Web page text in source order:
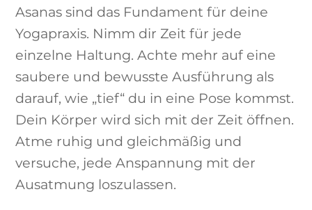
Asanas sind das Fundament für deine
Yogapraxis. Nimm dir Zeit für jede
einzelne Haltung. Achte mehr auf eine
saubere und bewusste Ausführung als
darauf, wie „tief“ du in eine Pose kommst.
Dein Körper wird sich mit der Zeit öffnen.
Atme ruhig und gleichmäßig und
versuche, jede Anspannung mit der
Ausatmung loszulassen.